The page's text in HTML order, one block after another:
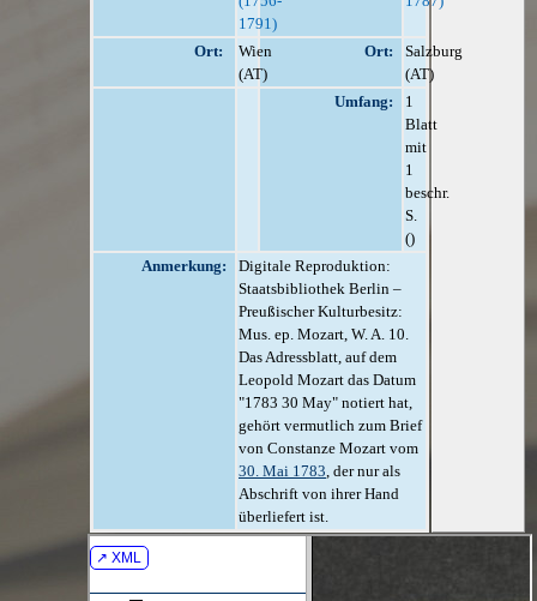
1791)
Ort:
Wien
(AT)
Ort:
Salzburg
(AT)
Umfang:
1
Blatt
mit
1
beschr.
S.
()
Anmerkung:
Digitale Reproduktion:
Staatsbibliothek Berlin –
Preußischer Kulturbesitz:
Mus. ep. Mozart, W. A. 10.
Das Adressblatt, auf dem
Leopold Mozart das Datum
"1783 30 May" notiert hat,
gehört vermutlich zum Brief
von Constanze Mozart vom
30. Mai 1783, der nur als
Abschrift von ihrer Hand
überliefert ist.